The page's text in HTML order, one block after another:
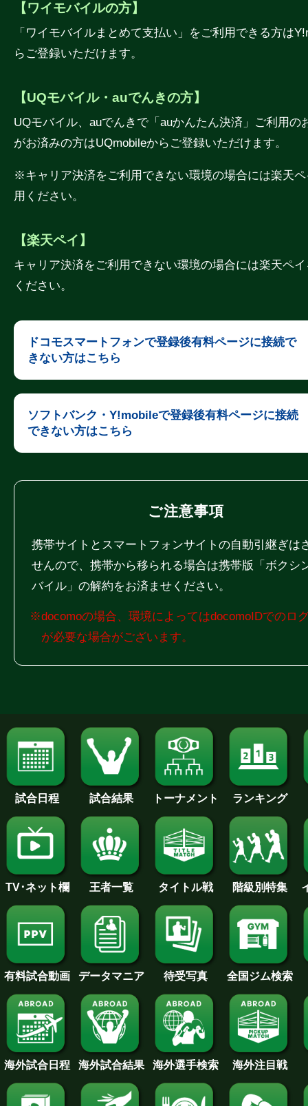
【ワイモバイルの方】
「ワイモバイルまとめて支払い」をご利用できる方は
らご登録いただけます。
【UQモバイル・auでんきの方】
UQモバイル、auでんきで「auかんたん決済」ご利用の
がお済みの方はUQmobileからご登録いただけます。
※キャリア決済をご利用できない環境の場合には楽天
用ください。
【楽天ペイ】
キャリア決済をご利用できない環境の場合には楽天ペ
ください。
ドコモスマートフォンで登録後有料ページに接続で
きない方はこちら
ソフトバンク・Y!mobileで登録後有料ページに接続
できない方はこちら
ご注意事項
携帯サイトとスマートフォンサイトの自動引継ぎは
せんので、携帯から移られる場合は携帯版「ボクシ
バイル」の解約をお済ませください。
※docomoの場合、環境によってはdocomoIDでのロ
が必要な場合がございます。
試合日程 試合結果 トーナメント ランキング
TV･ネット欄 王者一覧 タイトル戦 階級別特集
有料試合動画 データマニア 待受写真 全国ジム検索
海外試合日程 海外試合結果 海外選手検索 海外注目戦